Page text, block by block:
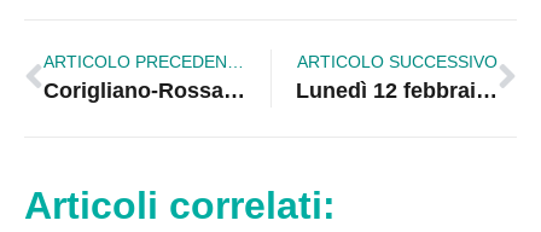
Corigliano-Rossano Pulita: «Ennesima cantonata di FdI su Agenda Urbana. Sono i Superman degli autogol»
ARTICOLO SUCCESSIVO
Lunedì 12 febbraio l’Arcidiocesi Rossano-Cariati celebra la Giornata del Malato
Articoli correlati: